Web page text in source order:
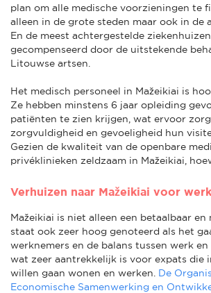
plan om alle medische voorzieningen te
alleen in de grote steden maar ook in de
En de meest achtergestelde
gecompenseerd door de uitstekende
Litouwse artsen.
Het medisch personeel in Mažeikiai is
Ze hebben minstens 6 jaar opleiding
patiënten te zien krijgen, wat ervoor
zorgvuldigheid en gevoeligheid hun
Gezien de kwaliteit van de openbare
privéklinieken zeldzaam in Mažeikiai,
Verhuizen naar Mažeikiai voor werk
Mažeikiai is niet alleen een betaalbaar en
staat ook zeer hoog genoteerd als het
werknemers en de balans tussen werk
wat zeer aantrekkelijk is voor expats die
willen gaan wonen en werken. De
Economische Samenwerking en